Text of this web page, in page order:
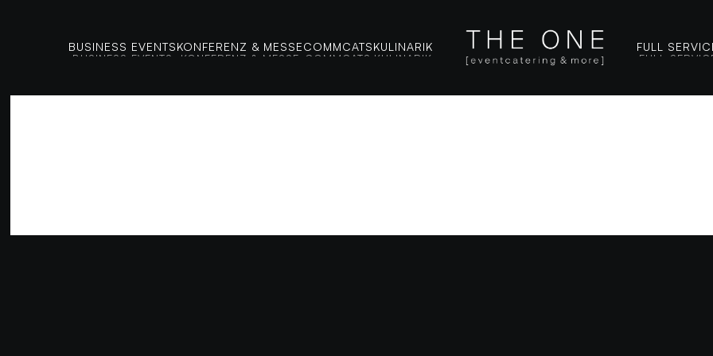
BUSINESS EVENTS
BUSINESS EVENTS
KONFERENZ & MESSE
KONFERENZ & MESSE
COMMCATS
COMMCATS
KULINARIK
KULINARIK
FULL
FULL